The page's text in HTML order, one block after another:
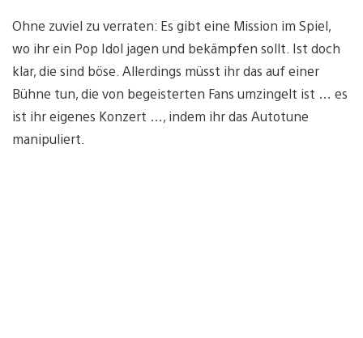
Ohne zuviel zu verraten: Es gibt eine Mission im Spiel,
wo ihr ein Pop Idol jagen und bekämpfen sollt. Ist doch
klar, die sind böse. Allerdings müsst ihr das auf einer
Bühne tun, die von begeisterten Fans umzingelt ist … es
ist ihr eigenes Konzert …, indem ihr das Autotune
manipuliert.